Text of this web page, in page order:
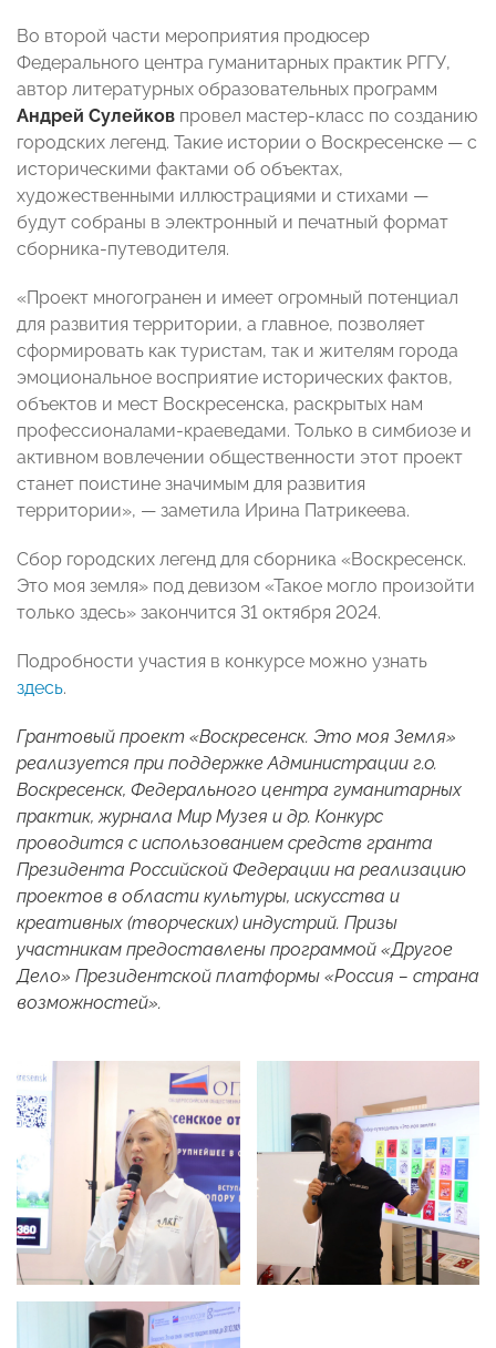
Во второй части мероприятия продюсер
Федерального центра гуманитарных практик РГГУ,
автор литературных образовательных программ
Андрей Сулейков провел мастер-класс по созданию
городских легенд. Такие истории о Воскресенске — с
историческими фактами об объектах,
художественными иллюстрациями и стихами —
будут собраны в электронный и печатный формат
сборника-путеводителя.
«Проект многогранен и имеет огромный потенциал
для развития территории, а главное, позволяет
сформировать как туристам, так и жителям города
эмоциональное восприятие исторических фактов,
объектов и мест Воскресенска, раскрытых нам
профессионалами-краеведами. Только в симбиозе и
активном вовлечении общественности этот проект
станет поистине значимым для развития
территории», — заметила Ирина Патрикеева.
Сбор городских легенд для сборника «Воскресенск.
Это моя земля» под девизом «Такое могло произойти
только здесь» закончится 31 октября 2024.
Подробности участия в конкурсе можно узнать
здесь.
Грантовый проект «Воскресенск. Это моя Земля»
реализуется при поддержке Администрации г.о.
Воскресенск, Федерального центра гуманитарных
практик, журнала Мир Музея и др. Конкурс
проводится с использованием средств гранта
Президента Российской Федерации на реализацию
проектов в области культуры, искусства и
креативных (творческих) индустрий. Призы
участникам предоставлены программой «Другое
Дело» Президентской платформы «Россия – страна
возможностей».